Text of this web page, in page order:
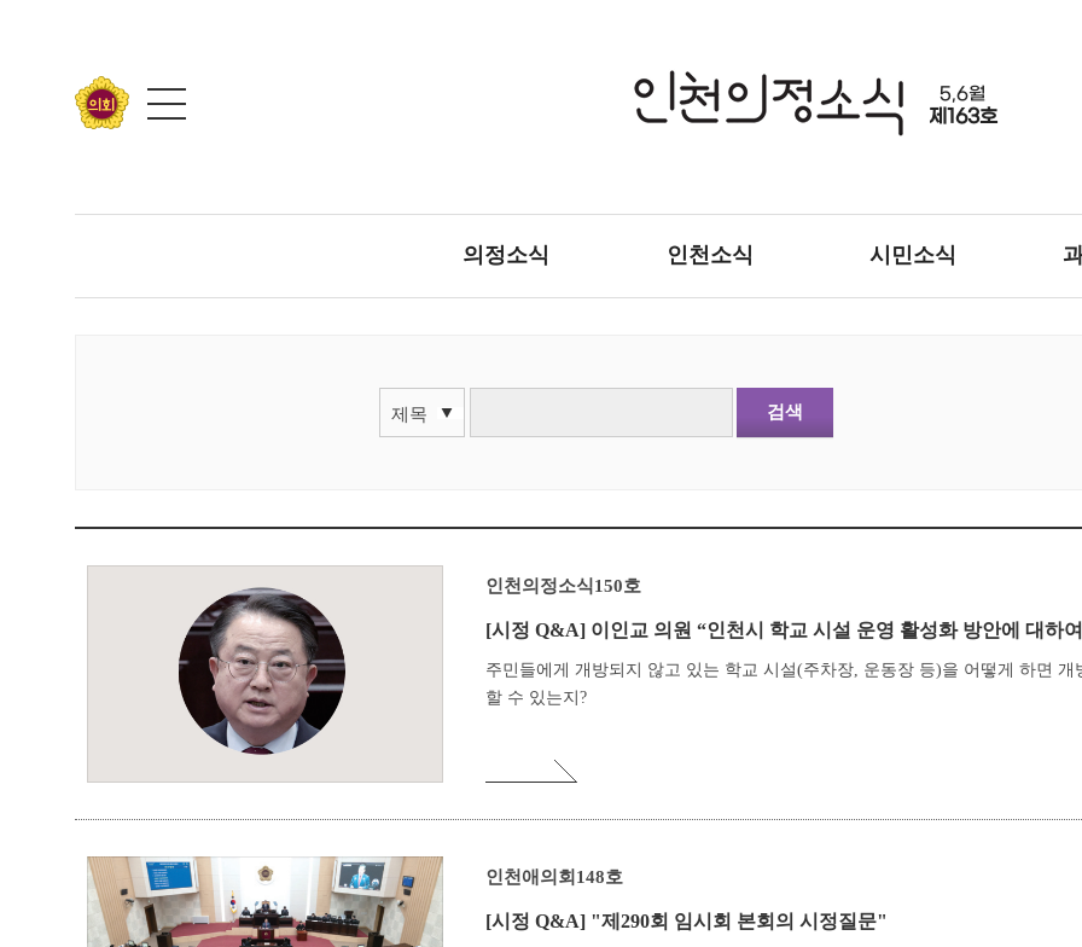
5,6월
제163호
의정소식 인천소식 시민소식
인천의정소식150호
[시정 Q&A] 이인교 의원 “인천시 학교 시설 운영 활성화 방안에 대하
주민들에게 개방되지 않고 있는 학교 시설(주차장, 운동장 등)을 어떻게 하면 개
할 수 있는지?
인천애의회148호
[시정 Q&A] "제290회 임시회 본회의 시정질문"